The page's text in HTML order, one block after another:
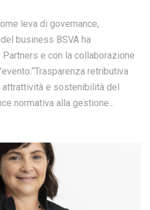
leva di governance,
business BSVA ha
e con la collaborazione
retributiva
attrattività e sostenibilità del
normativa alla gestione...